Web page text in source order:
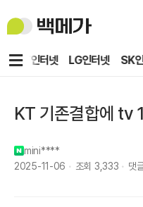
백
메
KT인터넷 LG인터넷 SK
메
KT 기존결합에 tv
mini****
2025-11-06
조회 3,333 댓